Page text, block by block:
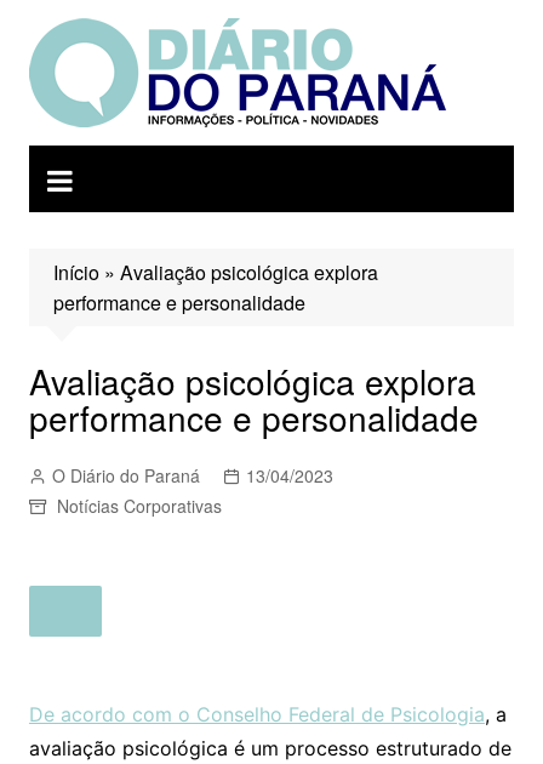
para
conteúdo
Início» Avaliação psicológica explora
performance e personalidade
Avaliação psicológica explora
performance e personalidade
O Diário do Paraná
13/04/2023
Notícias Corporativas
De acordo com o Conselho Federal de Psicologia, a
avaliação psicológica é um processo estruturado de